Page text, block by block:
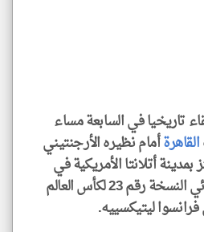
تاريخيا في السابعة مساء
القاهرةأمام نظيره الأرجنتيني
أتلانتا الأمريكية في
سابع مواجهات ثمن نهائي النسخة رقم 23 لكأس العالم
ليتيكسييه.
klyoum.com